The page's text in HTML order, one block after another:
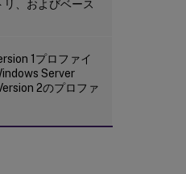
、およびベース
1プロファイ
Server
2のプロファ